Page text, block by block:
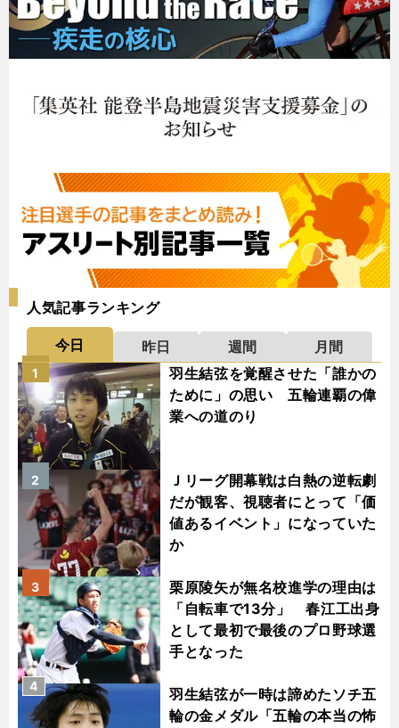
人気記事ランキング
今日 昨日 週間
月間
羽生結弦を覚醒させた「誰かの
ために」の思い 五輪連覇の偉
業への道のり
1
Ｊリーグ開幕戦は白熱の逆転劇
だが観客、視聴者にとって「価
値あるイベント」になっていた
か
2
栗原陵矢が無名校進学の理由は
「自転車で13分」 春江工出身
として最初で最後のプロ野球選
手となった
3
羽生結弦が一時は諦めたソチ五
輪の金メダル「五輪の本当の怖
4